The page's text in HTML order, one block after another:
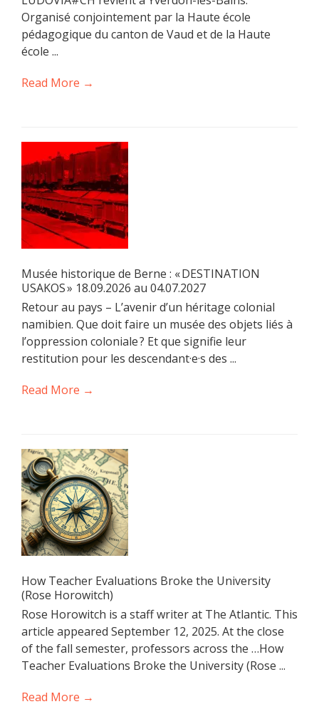
Organisé conjointement par la Haute école
pédagogique du canton de Vaud et de la Haute
école ...
Read More →
Musée historique de Berne : « DESTINATION
USAKOS » 18.09.2026 au 04.07.2027
Retour au pays – L’avenir d’un héritage colonial
namibien. Que doit faire un musée des objets liés à
l’oppression coloniale ? Et que signifie leur
restitution pour les descendant·e·s des ...
Read More →
How Teacher Evaluations Broke the University
(Rose Horowitch)
Rose Horowitch is a staff writer at The Atlantic. This
article appeared September 12, 2025. At the close
of the fall semester, professors across the …How
Teacher Evaluations Broke the University (Rose ...
Read More →